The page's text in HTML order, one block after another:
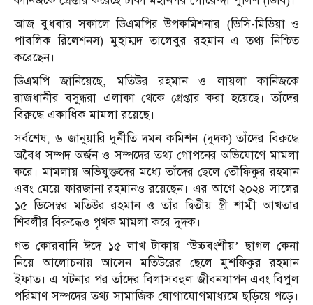
আজ বুধবার সকালে ডিএমপির উপকমিশনার (ডিসি-মিডিয়া ও
পাবলিক রিলেশনস) মুহাম্মদ তালেবুর রহমান এ তথ্য নিশ্চিত
করেছেন।
ডিএমপি জানিয়েছে, মতিউর রহমান ও লায়লা কানিজকে
রাজধানীর বসুন্ধরা এলাকা থেকে গ্রেপ্তার করা হয়েছে। তাঁদের
বিরুদ্ধে একাধিক মামলা রয়েছে।
সর্বশেষ, ৬ জানুয়ারি দুর্নীতি দমন কমিশন (দুদক) তাঁদের বিরুদ্ধে
অবৈধ সম্পদ অর্জন ও সম্পদের তথ্য গোপনের অভিযোগে মামলা
করে। মামলায় অভিযুক্তদের মধ্যে তাঁদের ছেলে তৌফিকুর রহমান
এবং মেয়ে ফারজানা রহমানও রয়েছেন। এর আগে ২০২৪ সালের
১৫ ডিসেম্বর মতিউর রহমান ও তাঁর দ্বিতীয় স্ত্রী শাম্মী আখতার
শিবলীর বিরুদ্ধেও পৃথক মামলা করে দুদক।
গত কোরবানি ঈদে ১৫ লাখ টাকায় ‘উচ্চবংশীয়’ ছাগল কেনা
নিয়ে আলোচনায় আসেন মতিউরের ছেলে মুশফিকুর রহমান
ইফাত। এ ঘটনার পর তাঁদের বিলাসবহুল জীবনযাপন এবং বিপুল
পরিমাণ সম্পদের তথ্য সামাজিক যোগাযোগমাধ্যমে ছড়িয়ে পড়ে।